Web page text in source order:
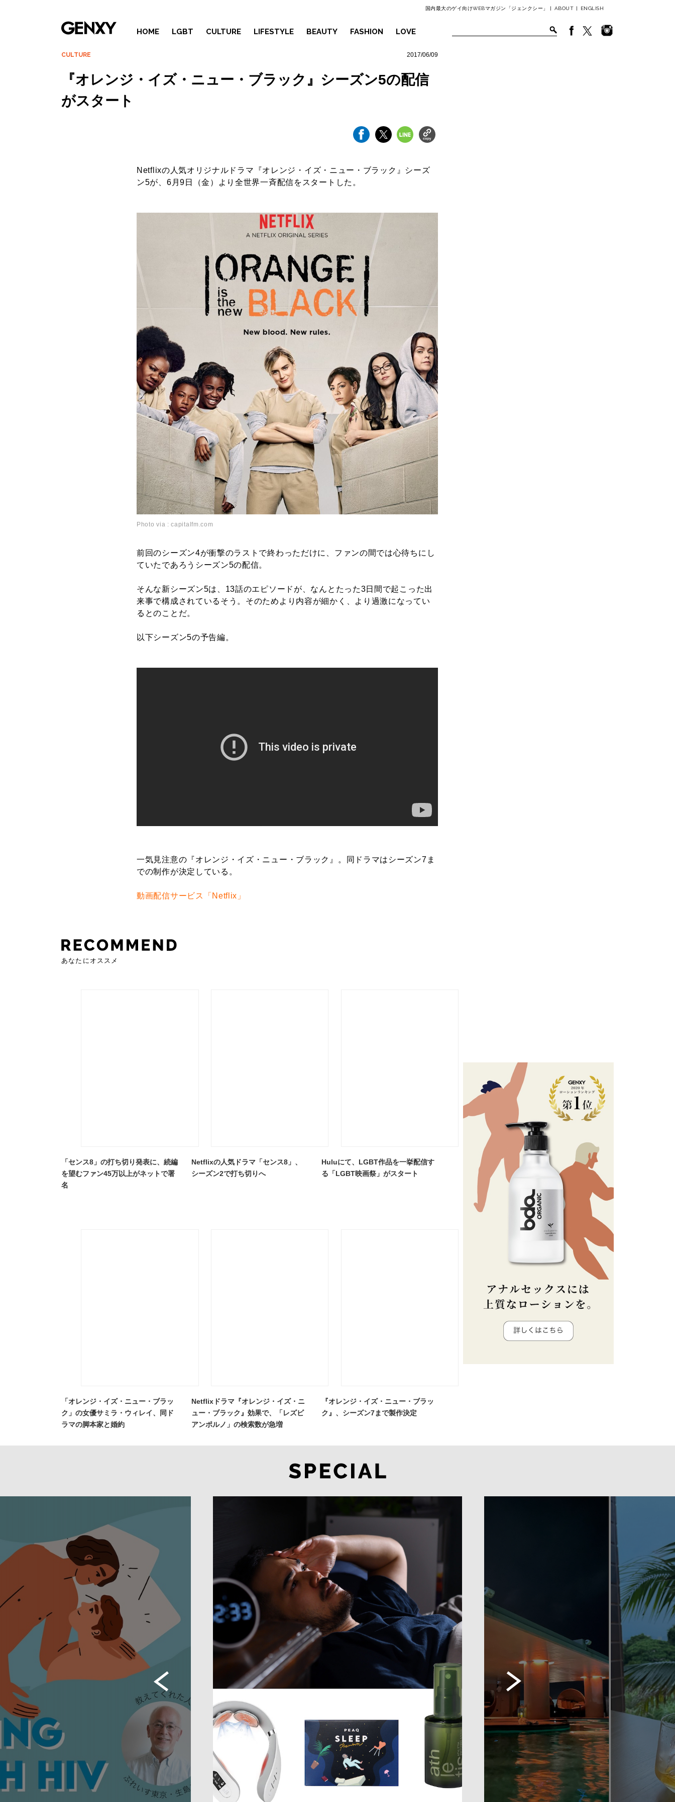
国内最大のゲイ向けWEBマガジン「ジェンクシー」 | ABOUT | ENGLISH
HOME LGBT CULTURE LIFESTYLE BEAUTY FASHION LOVE
CULTURE 2017/06/09
『オレンジ・イズ・ニュー・ブラック』シーズン5の配信
がスタート
Netflixの人気オリジナルドラマ『オレンジ・イズ・ニュー・ブラック』シーズ
ン5が、6月9日（金）より全世界一斉配信をスタートした。
Photo via : capitalfm.com
前回のシーズン4が衝撃のラストで終わっただけに、ファンの間では心待ちにし
ていたであろうシーズン5の配信。
そんな新シーズン5は、13話のエピソードが、なんとたった3日間で起こった出
来事で構成されているそう。そのためより内容が細かく、より過激になってい
るとのことだ。
以下シーズン5の予告編。
一気見注意の『オレンジ・イズ・ニュー・ブラック』。同ドラマはシーズン7ま
での制作が決定している。
動画配信サービス「Netflix」
あなたにオススメ
「センス8」の打ち切り発表に、続編
を望むファン45万以上がネットで署
名
Netflixの人気ドラマ「センス8」、
シーズン2で打ち切りへ
Huluにて、LGBT作品を一挙配信す
る「LGBT映画祭」がスタート
「オレンジ・イズ・ニュー・ブラッ
ク」の女優サミラ・ウィレイ、同ド
ラマの脚本家と婚約
Netflixドラマ『オレンジ・イズ・ニ
ュー・ブラック』効果で、「レズビ
アンポルノ」の検索数が急増
『オレンジ・イズ・ニュー・ブラッ
ク』、シーズン7まで製作決定